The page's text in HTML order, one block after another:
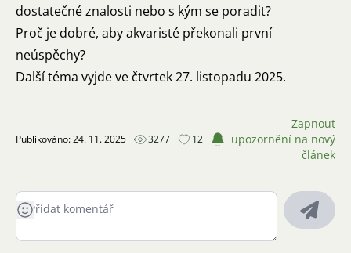
dostatečné znalosti nebo s kým se poradit?
Proč je dobré, aby akvaristé překonali první
neúspěchy?
Další téma vyjde ve čtvrtek 27. listopadu 2025.
Publikováno: 24. 11. 2025 3277 12
Zapnout
upozornění na nový
článek